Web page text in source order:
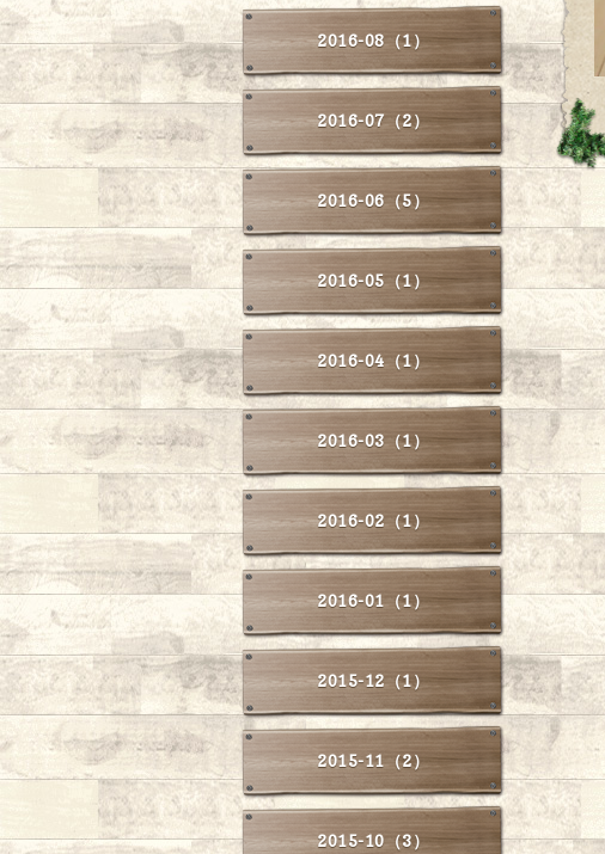
2016-08（1）
2016-07（2）
2016-06（5）
2016-05（1）
2016-04（1）
2016-03（1）
2016-02（1）
2016-01（1）
2015-12（1）
2015-11（2）
2015-10（3）